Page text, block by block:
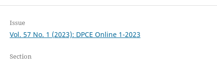
Issue
Vol. 57 No. 1 (2023): DPCE Online 1-2023
Section